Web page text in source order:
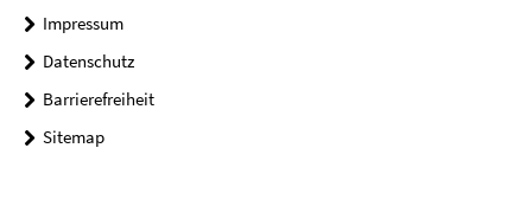
Impressum
Datenschutz
Barrierefreiheit
Sitemap